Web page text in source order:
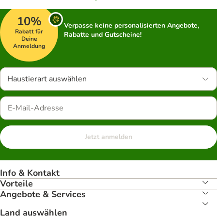
10%
Rabatt für
Deine
Anmeldung
Verpasse keine personalisierten Angebote,
Rabatte und Gutscheine!
Haustierart auswählen
Jetzt anmelden
Info & Kontakt
Vorteile
Angebote & Services
Land auswählen